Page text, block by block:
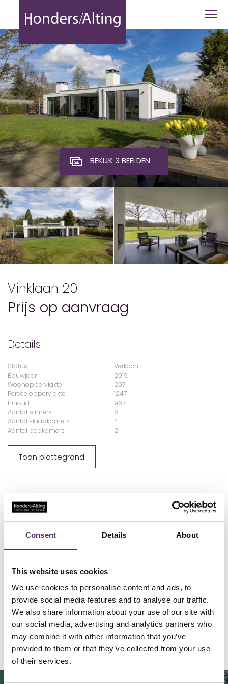
Consent Details About
This website uses cookies
We use cookies to personalise content and ads, to
provide social media features and to analyse our traffic.
We also share information about your use of our site with
our social media, advertising and analytics partners who
may combine it with other information that you’ve
provided to them or that they’ve collected from your use
of their services.
Vinklaan 20 - Honders Alting
BEKIJK 3 BEELDEN
Vinklaan 20
Prijs op aanvraag
ultiem woongeluk in deze prachtige gelijkvloerse villa, gebouwd
op een fantastische plek in de Kempen. Met Eindhoven, Waalre en
met de High Tech Campus, ASML en het Maxima MC op slechts 20
aan de rand van een villawijk en heeft vrij uitzicht aan de
prachtige woonkamer en keuken, beiden met optimaal
slaapkamers en twee badkamers, perfect voor een gezin en het
ontvangen van gasten.
Details
Status
Verkocht
Bouwjaar
2019
Woonoppervlakte
207
Perceeloppervlakte
1247
Inhoud
967
Aantal kamers
6
Aantal slaapkamers
4
Aantal badkamers
2
Toon plattegrond
Locatie